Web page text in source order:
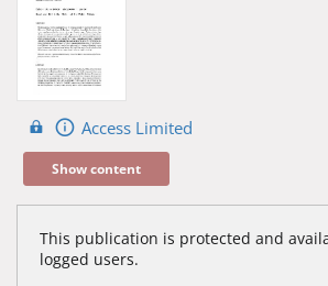
Access Limited
Show content
This publication is protected and
logged users.